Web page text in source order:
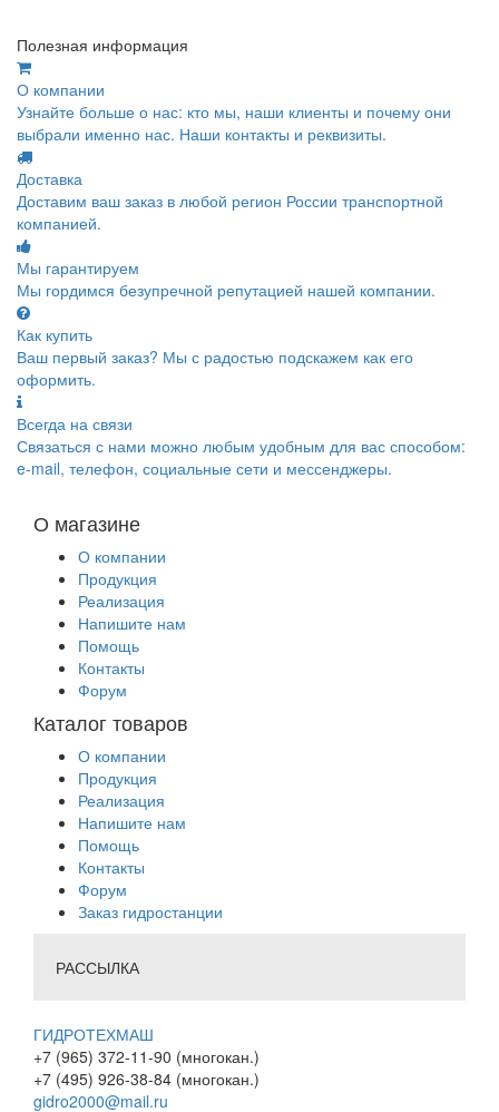
Полезная информация
О компании
Узнайте больше о нас: кто мы, наши клиенты и почему они
выбрали именно нас. Наши контакты и реквизиты.
Доставка
Доставим ваш заказ в любой регион России транспортной
компанией.
Мы гарантируем
Мы гордимся безупречной репутацией нашей компании.
Как купить
Ваш первый заказ? Мы с радостью подскажем как его
оформить.
Всегда на связи
Связаться с нами можно любым удобным для вас способом:
e-mail, телефон, социальные сети и мессенджеры.
О магазине
О компании
Продукция
Реализация
Напишите нам
Помощь
Контакты
Форум
Каталог товаров
О компании
Продукция
Реализация
Напишите нам
Помощь
Контакты
Форум
Заказ гидростанции
РАССЫЛКА
ГИДРОТЕХМАШ
+7 (965) 372-11-90 (многокан.)
+7 (495) 926-38-84 (многокан.)
gidro2000@mail.ru